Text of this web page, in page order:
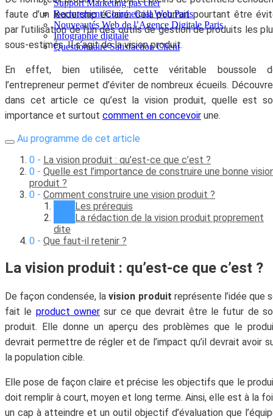
Support Marketing pas cher
Recrutement Commercial Web Paris
Nouveautés Web de l’Agence Digitale Paris
Infographie digitale
Questionnaire Satisfaction Client
faute d’un leadership éclairé. Cela pourrait pourtant être
par l’utilisation de l’un des outils de gestion de produits les
sous-estimés. Il s’agit de la vision produit.
En effet, bien utilisée, cette véritable boussole
l’entrepreneur permet d’éviter de nombreux écueils.
dans cet article ce qu’est la vision produit, quelle est
importance et surtout comment en concevoir une.
Au programme de cet article
La vision produit : qu’est-ce que c’est ?
Quelle est l’importance de construire une bonne
produit ?
Comment construire une vision produit ?
Les prérequis
La rédaction de la vision produit proprement
dite
Que faut-il retenir ?
La vision produit : qu’est-ce que c’est ?
De façon condensée, lavision produit représente l’idée que
fait le product owner sur ce que devrait être le futur de
produit. Elle donne un aperçu des problèmes que le
devrait permettre de régler et de l’impact qu’il devrait avoir
la population cible.
Elle pose de façon claire et précise les objectifs que le
doit remplir à court, moyen et long terme. Ainsi, elle est à la
un cap à atteindre et un outil objectif d’évaluation que